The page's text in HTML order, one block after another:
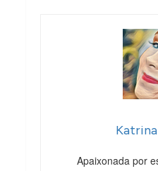
Apaixonada por